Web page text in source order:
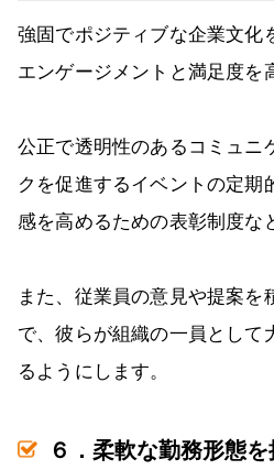
強固でポジティブな企業文化
エンゲージメントと満足度を
公正で透明性のあるコミュニ
クを促進するイベントの定期
感を高めるための表彰制度な
また、従業員の意見や提案を
で、彼らが組織の一員として
るようにします。
６．柔軟な勤務形態